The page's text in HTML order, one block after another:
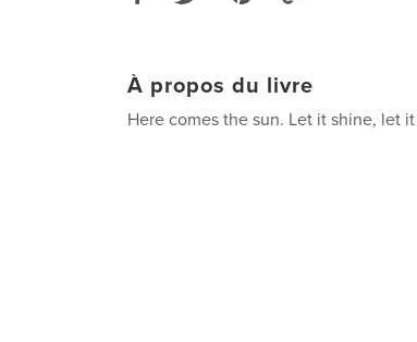
À propos du livre
Here comes the sun. Let it shine, let